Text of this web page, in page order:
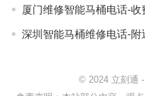
厦门维修智能马桶电话-收
深圳智能马桶维修电话-附
© 2024 立刻通 -